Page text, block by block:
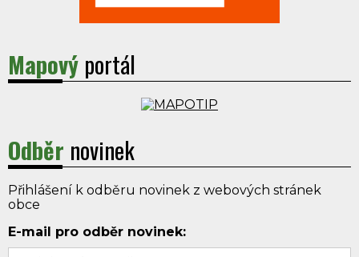
Mapový portál
Odběr novinek
Přihlášení k odběru novinek z webových stránek
obce
E-mail pro odběr novinek: